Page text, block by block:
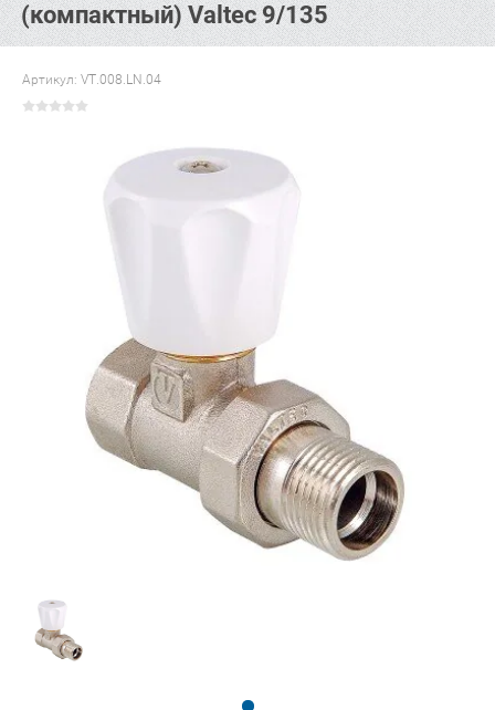
(компактный) Valtec 9/135
Артикул: VT.008.LN.04